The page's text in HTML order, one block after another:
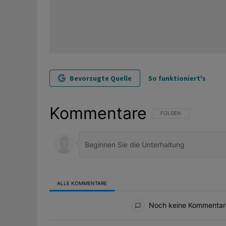
Bevorzugte Quelle So funktioniert's
Kommentare FOLGE DIESER
FOLGEN
ALLE KOMMENTARE
Noch keine